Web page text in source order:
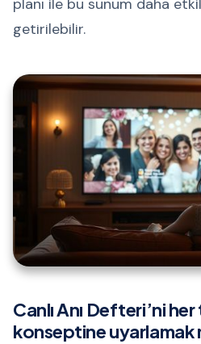
planı ile bu sunum daha
getirilebilir.
Canlı Anı Defteri’ni
konseptine uyarlamak